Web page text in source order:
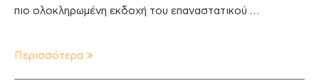
πιο ολοκληρωμένη εκδοχή του επαναστατικού …
Περισσότερα